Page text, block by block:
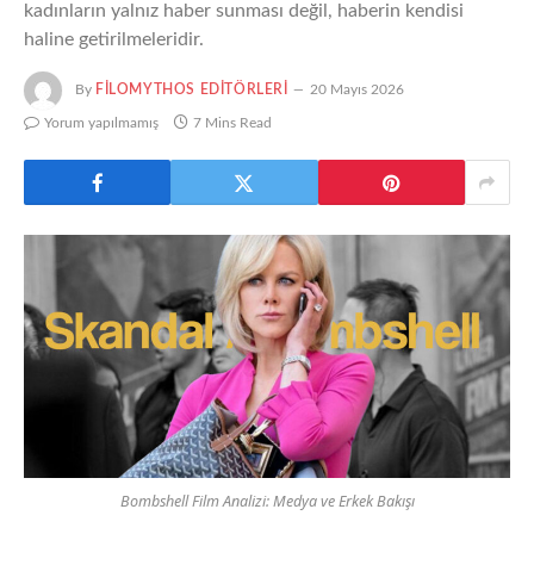
kadınların yalnız haber sunması değil, haberin kendisi
haline getirilmeleridir.
By FILOMYTHOS EDITÖRLERI 20 Mayıs 2026
Yorum yapılmamış 7 Mins Read
Bombshell Film Analizi: Medya ve Erkek Bakışı